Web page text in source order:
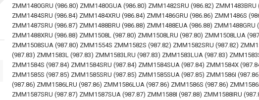
ZMM1480GRU (986.80) ZMM1480GUA (986.80) ZMM1482SRU (986.82)
ZMM1484SRU (986.84) ZMM1484XRU (986.84) ZMM1486GRU (986.86) ZMM1486S
ZMM1487SRU (986.87) ZMM1488BRU (986.88) ZMM1488EUA (986.88)
ZMM1488XRU (986.88) ZMM1508L (987.80) ZMM1508LRU (987.80) ZMM1508LUA
ZMM1508SUA (987.80) ZMM1554S ZMM1582S (987.82) ZMM1582SRU (987.82)
(987.83) ZMM1583L (987.83) ZMM1583LRU (987.83) ZMM1583LUA (987.83)
ZMM1584S (987.84) ZMM1584SRU (987.84) ZMM1584SUA (987.84) ZMM1584X
ZMM1585S (987.85) ZMM1585SRU (987.85) ZMM1585SUA (987.85) ZMM1586I
(987.86) ZMM1586LRU (987.86) ZMM1586LUA (987.86) ZMM1586S (987.86)
ZMM1587SRU (987.87) ZMM1587SUA (987.87) ZMM1588I (987.88) ZMM1588IRU